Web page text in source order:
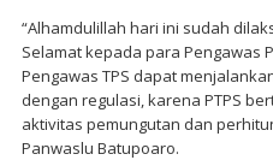
“Alhamdulillah hari ini sudah
Selamat kepada para Pengawas
Pengawas TPS dapat
dengan regulasi, karena PTPS
aktivitas pemungutan dan
Panwaslu Batupoaro.